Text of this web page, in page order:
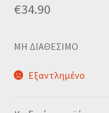
€34.90
MΗ ΔΙΑΘΕΣΙΜΟ
Εξαντλημένο